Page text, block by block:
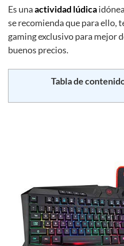
Es unaactividad lúdica
se recomienda que para ello,
gaming exclusivo para mejor
buenos precios.
Tabla de